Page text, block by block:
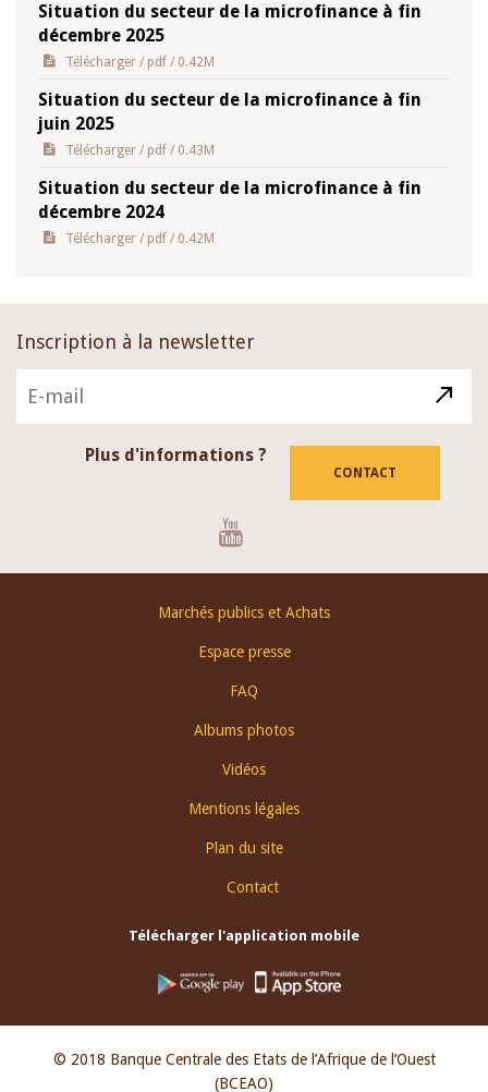
Situation du secteur de la microfinance à fin
décembre 2025
Télécharger / pdf / 0.42M
Situation du secteur de la microfinance à fin
juin 2025
Télécharger / pdf / 0.43M
Situation du secteur de la microfinance à fin
décembre 2024
Télécharger / pdf / 0.42M
Inscription à la newsletter
Plus d'informations ?
CONTACT
Marchés publics et Achats
Espace presse
FAQ
Albums photos
Vidéos
Mentions légales
Plan du site
Contact
Télécharger l'application mobile
© 2018 Banque Centrale des Etats de l’Afrique de l’Ouest
(BCEAO)